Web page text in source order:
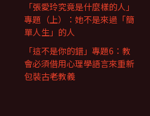
「張愛玲究竟是什麼樣的人」
專題（上）：她不是來過「簡
單人生」的人
「這不是你的錯」專題6：教
會必須借用心理學語言來重新
包裝古老教義